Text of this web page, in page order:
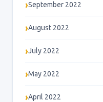
September 2022
August 2022
July 2022
May 2022
April 2022